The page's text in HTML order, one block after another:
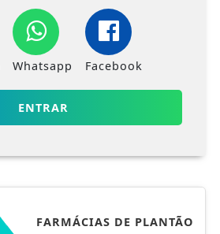
Whatsapp Facebook
ENTRAR
FARMÁCIAS DE PLANTÃO